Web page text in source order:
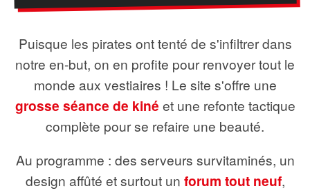
Puisque les pirates ont tenté de s'infiltrer dans
notre en-but, on en profite pour renvoyer tout le
monde aux vestiaires ! Le site s'offre une
grosse séance de kiné et une refonte tactique
complète pour se refaire une beauté.
Au programme : des serveurs survitaminés, un
design affûté et surtout un forum tout neuf,